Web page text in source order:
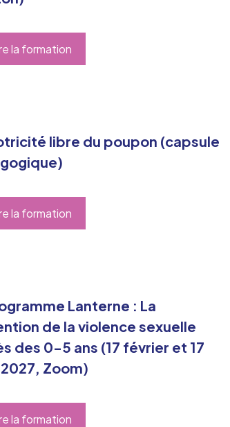
la formation
libre du poupon (capsule
la formation
Lanterne : La
de la violence sexuelle
des 0-5 ans (17 février et 17
Zoom)
la formation